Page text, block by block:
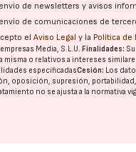
de newsletters y avisos
de comunicaciones de
elAviso Legal y la Política de
Media, S.L.U. Finalidades:
misma o relativos a intereses
especificadasCesión: Los
oposición, supresión,
no se ajusta a la normativa